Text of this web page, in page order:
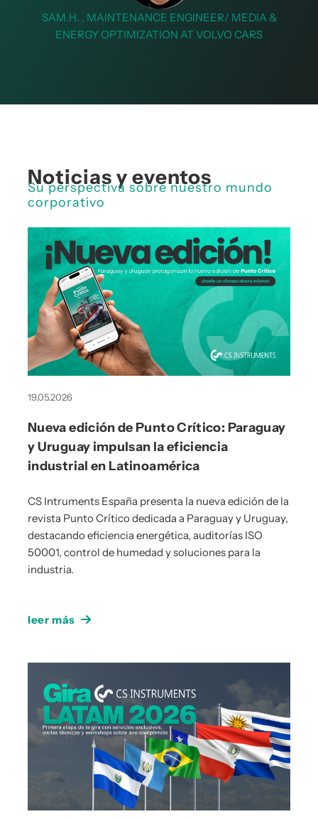
SAM.H. , MAINTENANCE ENGINEER/ MEDIA &
ENERGY OPTIMIZATION AT VOLVO CARS
Noticias y eventos
Su perspectiva sobre nuestro mundo
corporativo
19.05.2026
Nueva edición de Punto Crítico: Paraguay
y Uruguay impulsan la eficiencia
industrial en Latinoamérica
CS Intruments España presenta la nueva edición de la
revista Punto Crítico dedicada a Paraguay y Uruguay,
destacando eficiencia energética, auditorías ISO
50001, control de humedad y soluciones para la
industria.
leer más